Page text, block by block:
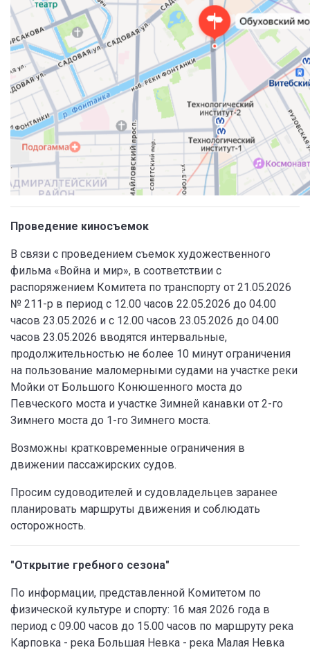
Проведение киносъемок
В связи с проведением съемок художественного
фильма «Война и мир», в соответствии с
распоряжением Комитета по транспорту от 21.05.2026
№ 211-р в период с 12.00 часов 22.05.2026 до 04.00
часов 23.05.2026 и с 12.00 часов 23.05.2026 до 04.00
часов 23.05.2026 вводятся интервальные,
продолжительностью не более 10 минут ограничения
на пользование маломерными судами на участке реки
Мойки от Большого Конюшенного моста до
Певческого моста и участке Зимней канавки от 2-го
Зимнего моста до 1-го Зимнего моста.
Возможны кратковременные ограничения в
движении пассажирских судов.
Просим судоводителей и судовладельцев заранее
планировать маршруты движения и соблюдать
осторожность.
"Открытие гребного сезона"
По информации, представленной Комитетом по
физической культуре и спорту: 16 мая 2026 года в
период с 09.00 часов до 15.00 часов по маршруту река
Карповка - река Большая Невка - река Малая Невка